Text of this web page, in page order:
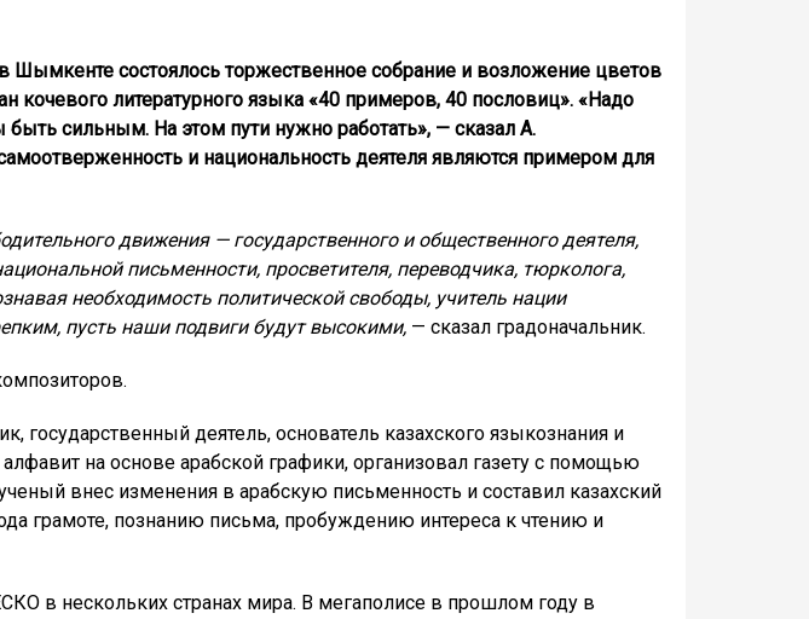
Шымкенте состоялось торжественное собрание и возложение цветов
литературного языка «40 примеров, 40 пословиц». «Надо
сильным. На этом пути нужно работать», — сказал А.
и национальность деятеля являются примером для
движения — государственного и общественного деятеля,
письменности, просветителя, переводчика, тюрколога,
необходимость политической свободы, учитель нации
пусть наши подвиги будут высокими, — сказал градоначальник.
государственный деятель, основатель казахского языкознания и
на основе арабской графики, организовал газету с помощью
внес изменения в арабскую письменность и составил казахский
грамоте, познанию письма, пробуждению интереса к чтению и
в нескольких странах мира. В мегаполисе в прошлом году в